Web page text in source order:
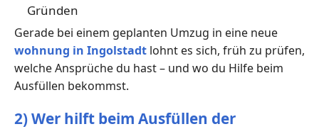
Gründen
Gerade bei einem geplanten Umzug in eine neue
wohnung in Ingolstadt lohnt es sich, früh zu prüfen,
welche Ansprüche du hast – und wo du Hilfe beim
Ausfüllen bekommst.
2) Wer hilft beim Ausfüllen der